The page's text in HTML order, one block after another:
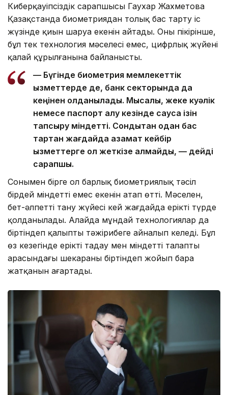
Киберқауіпсіздік сарапшысы Гаухар Жахметова
Қазақстанда биометриядан толық бас тарту іс
жүзінде қиын шаруа екенін айтады. Оның пікірінше,
бұл тек технология мәселесі емес, цифрлық жүйенің
қалай құрылғанына байланысты.
— Бүгінде биометрия мемлекеттік
қызметтерде де, банк секторында да
кеңінен қолданылады. Мысалы, жеке куәлік
немесе паспорт алу кезінде саусақ ізін
тапсыру міндетті. Сондықтан одан бас
тартқан жағдайда азамат кейбір
қызметтерге қол жеткізе алмайды, — дейді
сарапшы.
Сонымен бірге ол барлық биометриялық тәсіл
бірдей міндетті емес екенін атап өтті. Мәселен,
бет-әлпетті тану жүйесі кей жағдайда ерікті түрде
қолданылады. Алайда мұндай технологиялар да
біртіндеп қалыпты тәжірибеге айналып келеді. Бұл
өз кезегінде ерікті таңдау мен міндетті талаптың
арасындағы шекараны біртіндеп жойып бара
жатқанын аңғартады.